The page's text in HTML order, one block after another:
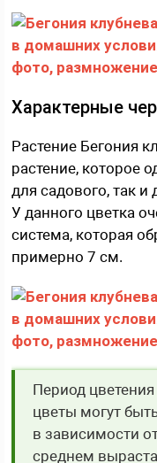
Характерные
Растение Бегония
растение, которое
для садового, так
У данного цветка
система, которая
примерно 7 см.
Период
цветы могут
в зависимости
среднем